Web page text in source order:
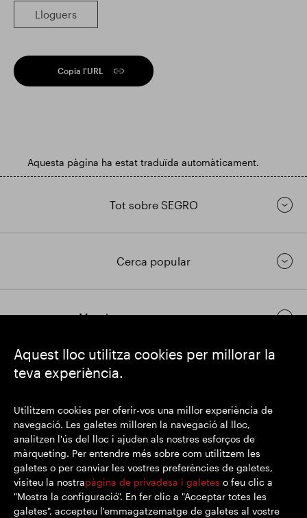
Aquest lloc utilitza cookies per millorar la
teva experiència.
Utilitzem cookies per oferir-vos una millor experiència de
navegació. Les galetes milloren la navegació al lloc,
analitzen l'ús del lloc i ajuden als nostres esforços de
màrqueting. Per entendre més sobre com utilitzem les
galetes o per canviar les vostres preferències de galetes,
visiteu la nostrapàgina de privadesa i galetes o feu clic a
"Mostra la configuració". En fer clic a "Acceptar totes les
galetes", accepteu l'emmagatzematge de galetes al vostre
Lloguers
Copia l'URL
Aquesta pàgina ha estat traduïda automàticament.
Tot sobre SEGRO
Cerca popular
Mantingueu-vos en contacte
Domicili social: 1 New Burlington Place, Londres W1S 2HR
Número de registre al Regne Unit 167591
Lloc de registre: Anglaterra i Gal·les
© SEGRO 2022